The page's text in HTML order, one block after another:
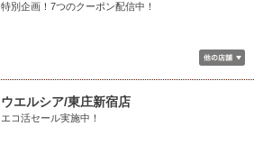
特別企画！7つのクーポン配信中！
ウエルシア/東庄新宿店
エコ活セール実施中！